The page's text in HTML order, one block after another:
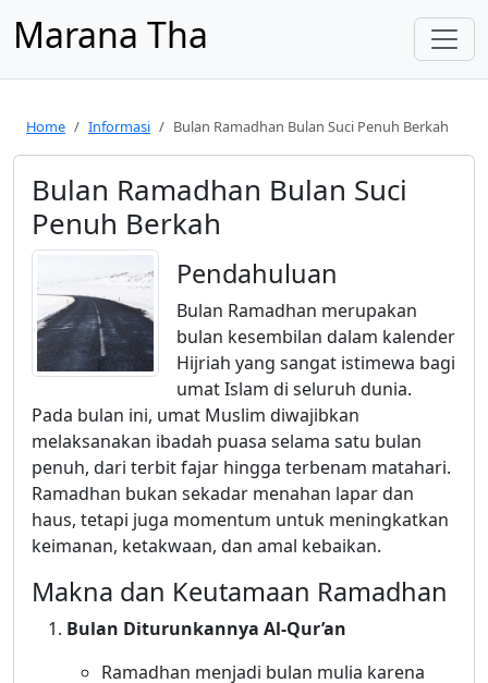
Marana Tha
Home Informasi Bulan Ramadhan Bulan Suci Penuh Berkah
Bulan Ramadhan Bulan Suci
Penuh Berkah
Pendahuluan
Bulan Ramadhan merupakan
bulan kesembilan dalam kalender
Hijriah yang sangat istimewa bagi
umat Islam di seluruh dunia.
Pada bulan ini, umat Muslim diwajibkan
melaksanakan ibadah puasa selama satu bulan
penuh, dari terbit fajar hingga terbenam matahari.
Ramadhan bukan sekadar menahan lapar dan
haus, tetapi juga momentum untuk meningkatkan
keimanan, ketakwaan, dan amal kebaikan.
Makna dan Keutamaan Ramadhan
Bulan Diturunkannya Al-Qur’an
Ramadhan menjadi bulan mulia karena